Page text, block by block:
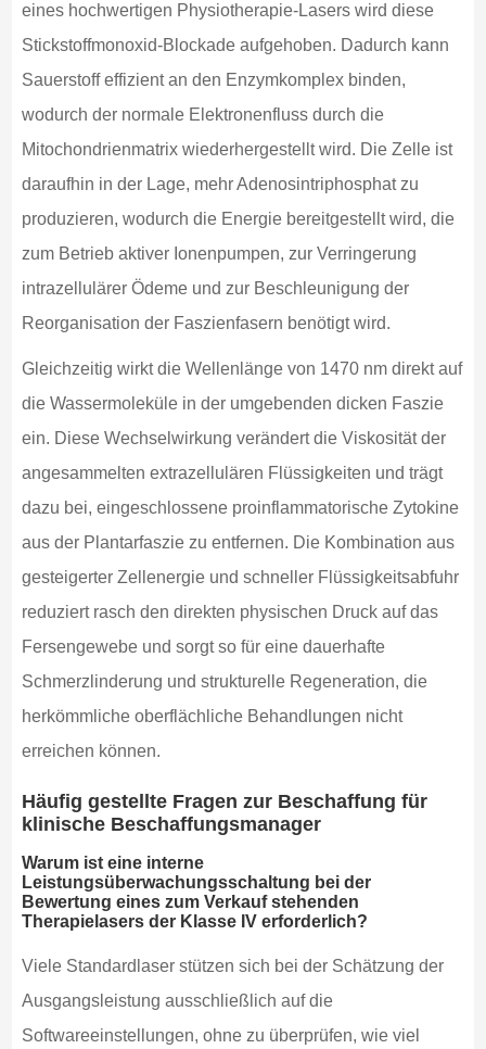
eines hochwertigen Physiotherapie-Lasers wird diese
Stickstoffmonoxid-Blockade aufgehoben. Dadurch kann
Sauerstoff effizient an den Enzymkomplex binden,
wodurch der normale Elektronenfluss durch die
Mitochondrienmatrix wiederhergestellt wird. Die Zelle ist
daraufhin in der Lage, mehr Adenosintriphosphat zu
produzieren, wodurch die Energie bereitgestellt wird, die
zum Betrieb aktiver Ionenpumpen, zur Verringerung
intrazellulärer Ödeme und zur Beschleunigung der
Reorganisation der Faszienfasern benötigt wird.
Gleichzeitig wirkt die Wellenlänge von 1470 nm direkt auf
die Wassermoleküle in der umgebenden dicken Faszie
ein. Diese Wechselwirkung verändert die Viskosität der
angesammelten extrazellulären Flüssigkeiten und trägt
dazu bei, eingeschlossene proinflammatorische Zytokine
aus der Plantarfaszie zu entfernen. Die Kombination aus
gesteigerter Zellenergie und schneller Flüssigkeitsabfuhr
reduziert rasch den direkten physischen Druck auf das
Fersengewebe und sorgt so für eine dauerhafte
Schmerzlinderung und strukturelle Regeneration, die
herkömmliche oberflächliche Behandlungen nicht
erreichen können.
Häufig gestellte Fragen zur Beschaffung für
klinische Beschaffungsmanager
Warum ist eine interne
Leistungsüberwachungsschaltung bei der
Bewertung eines zum Verkauf stehenden
Therapielasers der Klasse IV erforderlich?
Viele Standardlaser stützen sich bei der Schätzung der
Ausgangsleistung ausschließlich auf die
Softwareeinstellungen, ohne zu überprüfen, wie viel